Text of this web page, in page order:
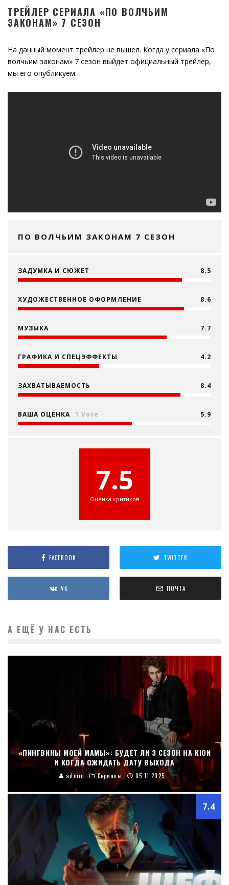
ТРЕЙЛЕР СЕРИАЛА «ПО ВОЛЧЬИМ
ЗАКОНАМ» 7 СЕЗОН
На данный момент трейлер не вышел. Когда у сериала «По
волчьим законам» 7 сезон выйдет официальный трейлер,
мы его опубликуем.
ПО ВОЛЧЬИМ ЗАКОНАМ 7 СЕЗОН
ЗАДУМКА И СЮЖЕТ 8.5
ХУДОЖЕСТВЕННОЕ ОФОРМЛЕНИЕ 8.6
МУЗЫКА 7.7
ГРАФИКА И СПЕЦЭФФЕКТЫ 4.2
ЗАХВАТЫВАЕМОСТЬ 8.4
ВАША ОЦЕНКА 1 Vote 5.9
7.5
Оценка критиков
FACEBOOK TWITTER
VK ПОЧТА
А ЕЩЁ У НАС ЕСТЬ
«ПИНГВИНЫ МОЕЙ МАМЫ»: БУДЕТ ЛИ 3 СЕЗОН НА KION
И КОГДА ОЖИДАТЬ ДАТУ ВЫХОДА
admin Сериалы 05.11.2025
7.4